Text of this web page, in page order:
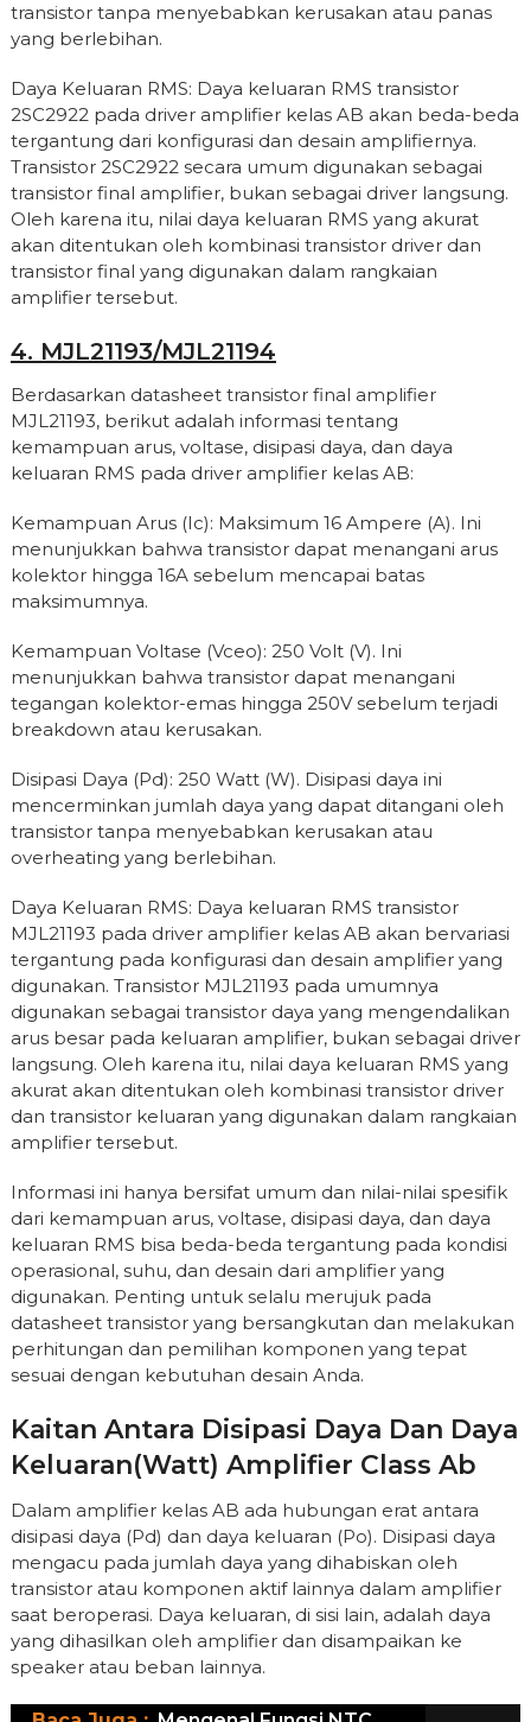
transistor tanpa menyebabkan kerusakan atau panas
yang berlebihan.
Daya Keluaran RMS: Daya keluaran RMS transistor
2SC2922 pada driver amplifier kelas AB akan beda-beda
tergantung dari konfigurasi dan desain amplifiernya.
Transistor 2SC2922 secara umum digunakan sebagai
transistor final amplifier, bukan sebagai driver langsung.
Oleh karena itu, nilai daya keluaran RMS yang akurat
akan ditentukan oleh kombinasi transistor driver dan
transistor final yang digunakan dalam rangkaian
amplifier tersebut.
4. MJL21193/MJL21194
Berdasarkan datasheet transistor final amplifier
MJL21193, berikut adalah informasi tentang
kemampuan arus, voltase, disipasi daya, dan daya
keluaran RMS pada driver amplifier kelas AB:
Kemampuan Arus (Ic): Maksimum 16 Ampere (A). Ini
menunjukkan bahwa transistor dapat menangani arus
kolektor hingga 16A sebelum mencapai batas
maksimumnya.
Kemampuan Voltase (Vceo): 250 Volt (V). Ini
menunjukkan bahwa transistor dapat menangani
tegangan kolektor-emas hingga 250V sebelum terjadi
breakdown atau kerusakan.
Disipasi Daya (Pd): 250 Watt (W). Disipasi daya ini
mencerminkan jumlah daya yang dapat ditangani oleh
transistor tanpa menyebabkan kerusakan atau
overheating yang berlebihan.
Daya Keluaran RMS: Daya keluaran RMS transistor
MJL21193 pada driver amplifier kelas AB akan bervariasi
tergantung pada konfigurasi dan desain amplifier yang
digunakan. Transistor MJL21193 pada umumnya
digunakan sebagai transistor daya yang mengendalikan
arus besar pada keluaran amplifier, bukan sebagai driver
langsung. Oleh karena itu, nilai daya keluaran RMS yang
akurat akan ditentukan oleh kombinasi transistor driver
dan transistor keluaran yang digunakan dalam rangkaian
amplifier tersebut.
Informasi ini hanya bersifat umum dan nilai-nilai spesifik
dari kemampuan arus, voltase, disipasi daya, dan daya
keluaran RMS bisa beda-beda tergantung pada kondisi
operasional, suhu, dan desain dari amplifier yang
digunakan. Penting untuk selalu merujuk pada
datasheet transistor yang bersangkutan dan melakukan
perhitungan dan pemilihan komponen yang tepat
sesuai dengan kebutuhan desain Anda.
Kaitan Antara Disipasi Daya Dan Daya
Keluaran(watt) Amplifier Class Ab
Dalam amplifier kelas AB ada hubungan erat antara
disipasi daya (Pd) dan daya keluaran (Po). Disipasi daya
mengacu pada jumlah daya yang dihabiskan oleh
transistor atau komponen aktif lainnya dalam amplifier
saat beroperasi. Daya keluaran, di sisi lain, adalah daya
yang dihasilkan oleh amplifier dan disampaikan ke
speaker atau beban lainnya.